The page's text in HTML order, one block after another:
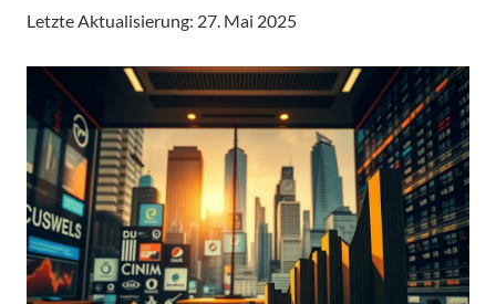
Letzte Aktualisierung: 27. Mai 2025